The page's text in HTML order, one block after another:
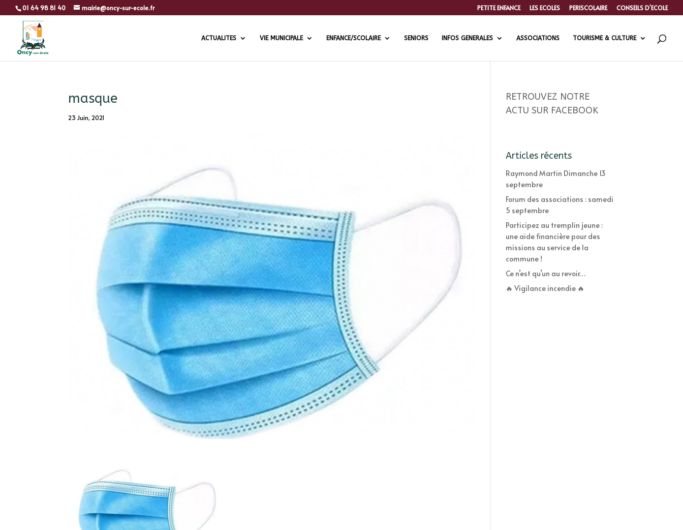
01 64 98 81 40 mairie@oncy-sur-ecole.fr PETITE ENFANCE LES ECOLES PERISCOLAIRE CONSEILS D’ECOLE
ACTUALITES VIE MUNICIPALE ENFANCE/SCOLAIRE SENIORS INFOS GENERALES ASSOCIATIONS TOURISME & CULTURE
masque
23 Juin, 2021
RETROUVEZ NOTRE
ACTU SUR FACEBOOK
Articles récents
Raymond Martin Dimanche 13
septembre
Forum des associations : samedi
5 septembre
Participez au tremplin jeune :
une aide financière pour des
missions au service de la
commune !
Ce n’est qu’un au revoir…
🔥 Vigilance incendie 🔥